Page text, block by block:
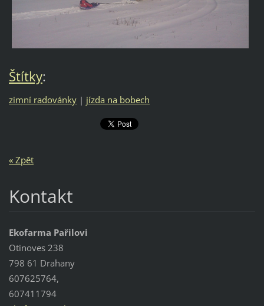
Štítky:
zimní radovánky | jízda na bobech
« Zpět
Kontakt
Ekofarma Pařilovi
Otinoves 238
798 61 Drahany
607625764,
607411794